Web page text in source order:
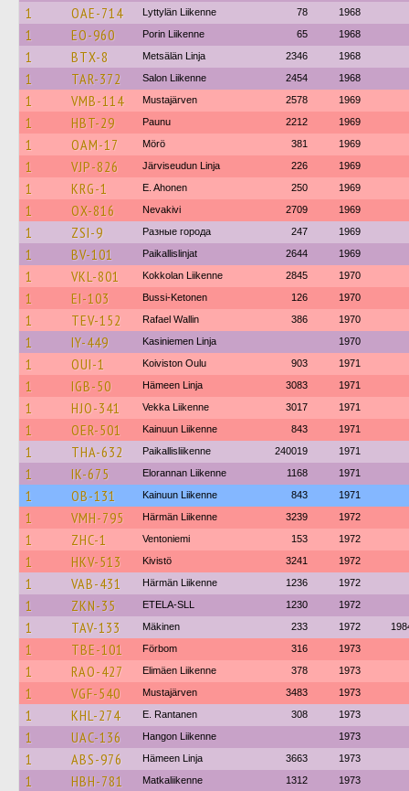
1 OAE-714 Lyttylän Liikenne 78 1968
1 EO-960 Porin Liikenne 65 1968
1 BTX-8 Metsälän Linja 2346 1968
1 TAR-372 Salon Liikenne 2454 1968
1 VMB-114 Mustajärven 2578 1969
1 HBT-29 Paunu 2212 1969
1 OAM-17 Mörö 381 1969
1 VJP-826 Järviseudun Linja 226 1969
1 KRG-1 E. Ahonen 250 1969
1 OX-816 Nevakivi 2709 1969
1 ZSI-9 Разные города 247 1969
1 BV-101 Paikallislinjat 2644 1969
1 VKL-801 Kokkolan Liikenne 2845 1970
1 EI-103 Bussi-Ketonen 126 1970
1 TEV-152 Rafael Wallin 386 1970
1 IY-449 Kasiniemen Linja 1970
1 OUI-1 Koiviston Oulu 903 1971
1 IGB-50 Hämeen Linja 3083 1971
1 HJO-341 Vekka Liikenne 3017 1971
1 OER-501 Kainuun Liikenne 843 1971
1 THA-632 Paikallisliikenne 240019 1971
1 IK-675 Elorannan Liikenne 1168 1971
1 OB-131 Kainuun Liikenne 843 1971
1 VMH-795 Härmän Liikenne 3239 1972
1 ZHC-1 Ventoniemi 153 1972
1 HKV-513 Kivistö 3241 1972
1 VAB-431 Härmän Liikenne 1236 1972
1 ZKN-35 ETELA-SLL 1230 1972
1 TAV-133 Mäkinen 233 1972
1 TBE-101 Förbom 316 1973
1 RAO-427 Elimäen Liikenne 378 1973
1 VGF-540 Mustajärven 3483 1973
1 KHL-274 E. Rantanen 308 1973
1 UAC-136 Hangon Liikenne 1973
1 ABS-976 Hämeen Linja 3663 1973
1 HBH-781 Matkaliikenne 1312 1973